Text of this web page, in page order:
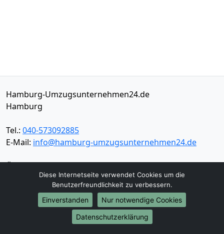
Hamburg-Umzugsunternehmen24.de
Hamburg
Tel.: 040-573092885
E-Mail: info@hamburg-umzugsunternehmen24.de
Datenschutz
Diese Internetseite verwendet Cookies um die
Benutzerfreundlichkeit zu verbessern.
Einverstanden
Nur notwendige Cookies
Datenschutzerklärung